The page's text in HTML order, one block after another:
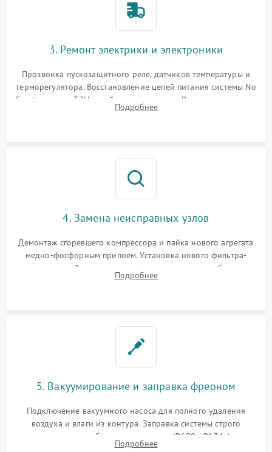
3. Ремонт электрики и электроники
Прозвонка пускозащитного реле, датчиков температуры и
терморегулятора. Восстановление цепей питания системы No
Frost, включая ТЭН оттайки и вентилятор. Ремонт или замена
платы управления при сбоях алгоритмов.
Подробнее
4. Замена неисправных узлов
Демонтаж сгоревшего компрессора и пайка нового агрегата
медно-фосфорным припоем. Установка нового фильтра-
осушителя. Замена изношенных вентиляторов обдува,
сломанных заслонок или поврежденных дверных петель.
Подробнее
5. Вакуумирование и заправка фреоном
Подключение вакуумного насоса для полного удаления
воздуха и влаги из контура. Заправка системы строго
дозированным объемом хладагента (R600a, R134a) по
электронным весам. Контроль рабочего давления в системе.
Подробнее